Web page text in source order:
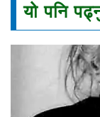
यो पनि